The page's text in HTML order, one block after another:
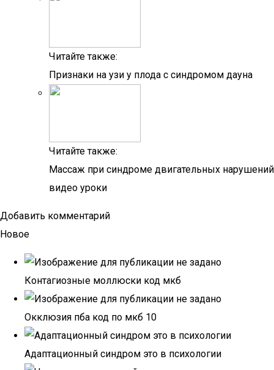
Читайте также:
Признаки на узи у плода с синдромом дауна
Читайте также:
Массаж при синдроме двигательных нарушений
видео уроки
Добавить комментарий
Новое
Контагиозные моллюски код мкб
Окклюзия пба код по мкб 10
Адаптационный синдром это в психологии